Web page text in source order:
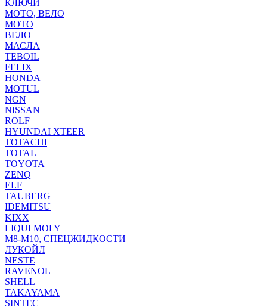
КЛЮЧИ
МОТО, ВЕЛО
МОТО
ВЕЛО
МАСЛА
TEBOIL
FELIX
HONDA
MOTUL
NGN
NISSAN
ROLF
HYUNDAI XTEER
TOTACHI
TOTAL
TOYOTA
ZENQ
ELF
TAUBERG
IDEMITSU
KIXX
LIQUI MOLY
М8-М10, СПЕЦЖИДКОСТИ
ЛУКОЙЛ
NESTE
RAVENOL
SHELL
TAKAYAMA
SINTEC